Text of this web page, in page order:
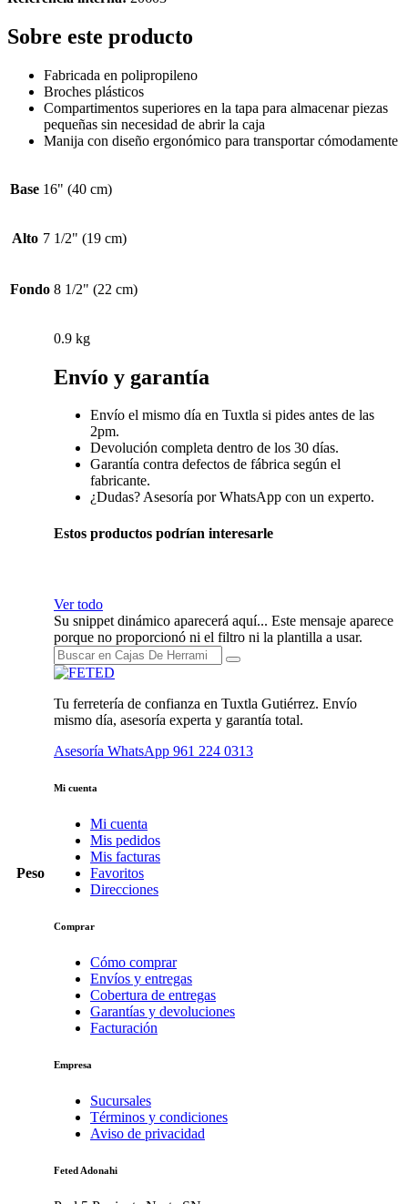
Sobre este producto
Fabricada en polipropileno
Broches plásticos
Compartimentos superiores en la tapa para almacenar piezas
pequeñas sin necesidad de abrir la caja
Manija con diseño ergonómico para transportar cómodamente
Base 16" (40 cm)
Alto 7 1/2" (19 cm)
Fondo 8 1/2" (22 cm)
Peso
0.9 kg
Envío y garantía
Envío el mismo día en Tuxtla si pides antes de las
2pm.
Devolución completa dentro de los 30 días.
Garantía contra defectos de fábrica según el
fabricante.
¿Dudas? Asesoría por WhatsApp con un experto.
Estos productos podrían interesarle
Ver todo
Su snippet dinámico aparecerá aquí... Este mensaje aparece
porque no proporcionó ni el filtro ni la plantilla a usar.
Tu ferretería de confianza en Tuxtla Gutiérrez. Envío
mismo día, asesoría experta y garantía total.
Asesoría WhatsApp 961 224 0313
Mi cuenta
Mi cuenta
Mis pedidos
Mis facturas
Favoritos
Direcciones
Comprar
Cómo comprar
Envíos y entregas
Cobertura de entregas
Garantías y devoluciones
Facturación
Empresa
Sucursales
Términos y condiciones
Aviso de privacidad
Feted Adonahi